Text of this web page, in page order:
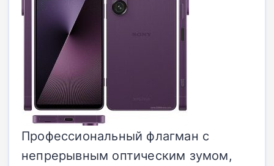
Профессиональный флагман с
непрерывным оптическим зумом,